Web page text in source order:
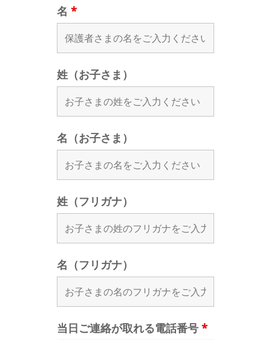
名 *
姓（お子さま）
名（お子さま）
姓（フリガナ）
名（フリガナ）
当日ご連絡が取れる電話番号 *